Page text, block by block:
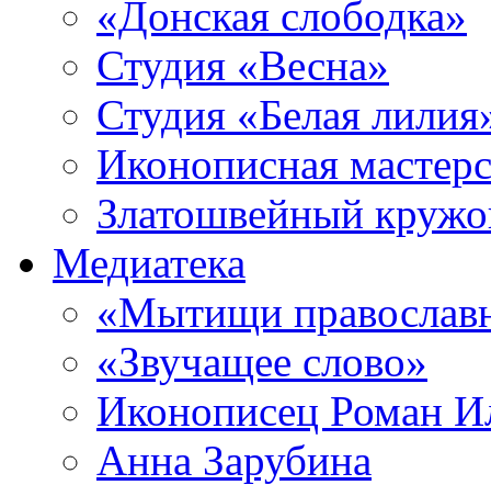
«Донская слободка»
Студия «Весна»
Студия «Белая
Иконописная
Златошвейный
Медиатека
«Мытищи
«Звучащее слово»
Иконописец Роман
Анна Зарубина